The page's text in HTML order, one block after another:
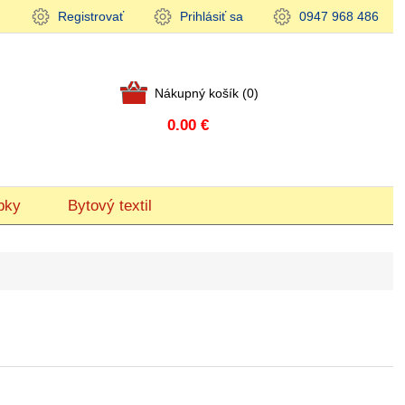
Registrovať Prihlásiť sa 0947 968 486
Nákupný košík (0)
0.00 €
Bytový textil